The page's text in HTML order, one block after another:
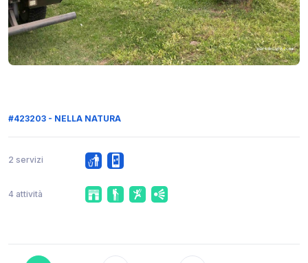
#423203 - NELLA NATURA
2 servizi
4 attività